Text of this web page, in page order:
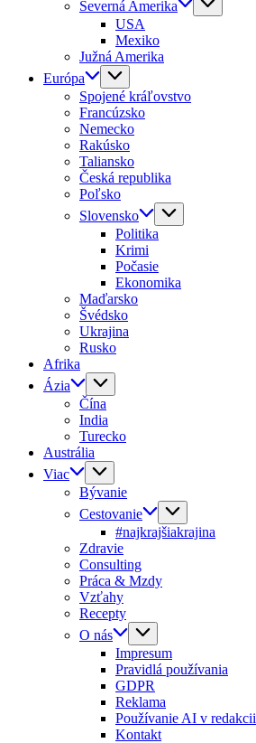
Severná Amerika
USA
Mexiko
Južná Amerika
Európa
Spojené kráľovstvo
Francúzsko
Nemecko
Rakúsko
Taliansko
Česká republika
Poľsko
Slovensko
Politika
Krimi
Počasie
Ekonomika
Maďarsko
Švédsko
Ukrajina
Rusko
Afrika
Ázia
Čína
India
Turecko
Austrália
Viac
Bývanie
Cestovanie
#najkrajšiakrajina
Zdravie
Consulting
Práca & Mzdy
Vzťahy
Recepty
O nás
Impresum
Pravidlá používania
GDPR
Reklama
Používanie AI v redakcii
Kontakt